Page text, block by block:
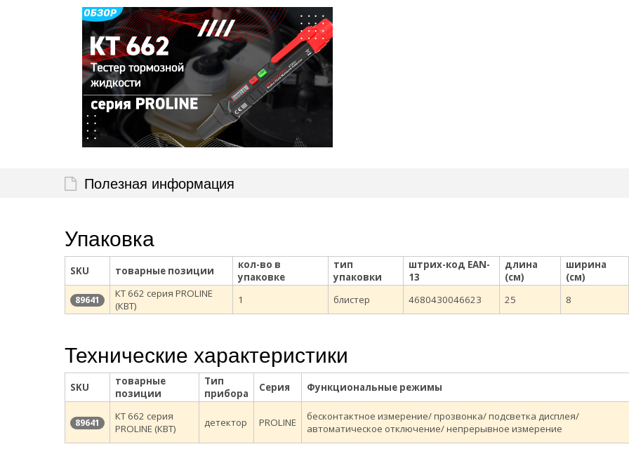
Полезная информация
Упаковка
SKU товарные позиции
кол-во в
упаковке
тип
упаковки
штрих-код EAN-
13
длина
(см)
ширина
(см)
89641
КТ 662 серия PROLINE
(КВТ)
1 блистер 4680430046623 25 8
Технические характеристики
SKU
товарные
позиции
Тип
прибора
Серия Функциональные режимы
89641
КТ 662 серия
PROLINE (КВТ)
детектор PROLINE
бесконтактное измерение/ прозвонка/ подсветка дисплея/
автоматическое отключение/ непрерывное измерение